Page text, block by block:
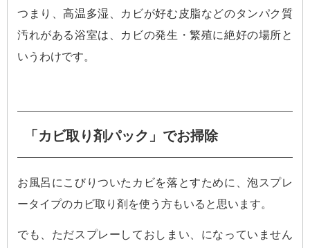
つまり、高温多湿、カビが好む皮脂などのタンパク質
汚れがある浴室は、カビの発生・繁殖に絶好の場所と
いうわけです。
「カビ取り剤パック」でお掃除
お風呂にこびりついたカビを落とすために、泡スプレ
ータイプのカビ取り剤を使う方もいると思います。
でも、ただスプレーしておしまい、になっていません